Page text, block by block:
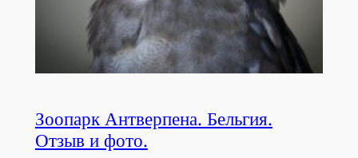
Зоопарк Антверпена. Бельгия.
Отзыв и фото.